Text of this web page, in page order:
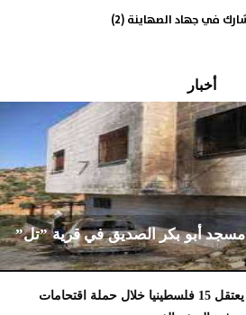
في جهاد الصهاينة (2)
أخبار
مسجد أبو بكر الصديق في قرية ”تل”
الاحتلال يعتقل 15 فلسطينيا خلال حملة اقتحامات